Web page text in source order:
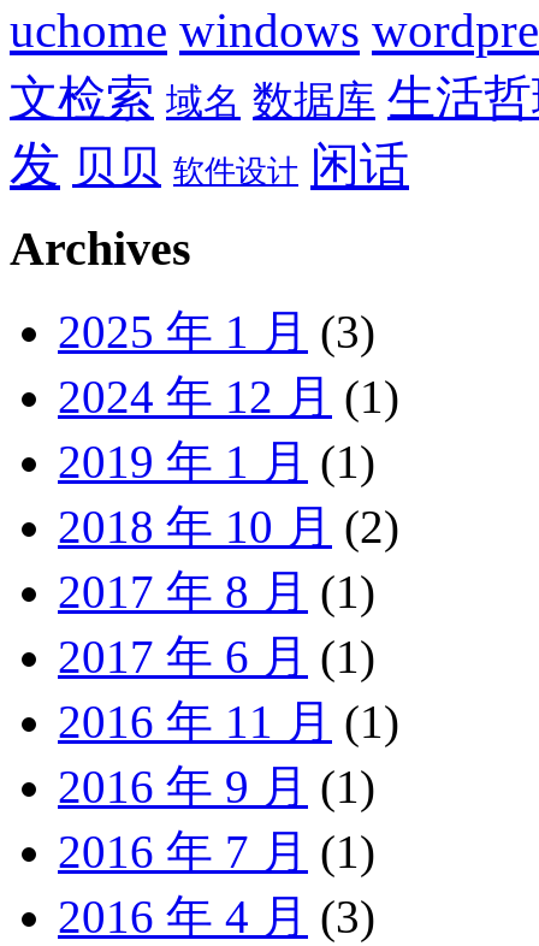
uchome windows
文检索 域名 数据库 生活
发 贝贝 软件设计 闲话
Archives
2025 年 1 月 (3)
2024 年 12 月 (1)
2019 年 1 月 (1)
2018 年 10 月 (2)
2017 年 8 月 (1)
2017 年 6 月 (1)
2016 年 11 月 (1)
2016 年 9 月 (1)
2016 年 7 月 (1)
2016 年 4 月 (3)